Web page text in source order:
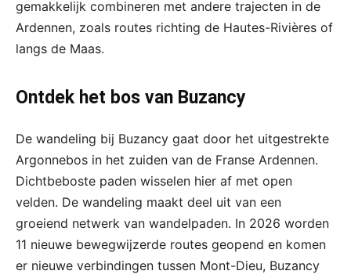
gemakkelijk combineren met andere trajecten in de
Ardennen, zoals routes richting de Hautes-Rivières of
langs de Maas.
Ontdek het bos van Buzancy
De wandeling bij Buzancy gaat door het uitgestrekte
Argonnebos in het zuiden van de Franse Ardennen.
Dichtbeboste paden wisselen hier af met open
velden. De wandeling maakt deel uit van een
groeiend netwerk van wandelpaden. In 2026 worden
11 nieuwe bewegwijzerde routes geopend en komen
er nieuwe verbindingen tussen Mont-Dieu, Buzancy